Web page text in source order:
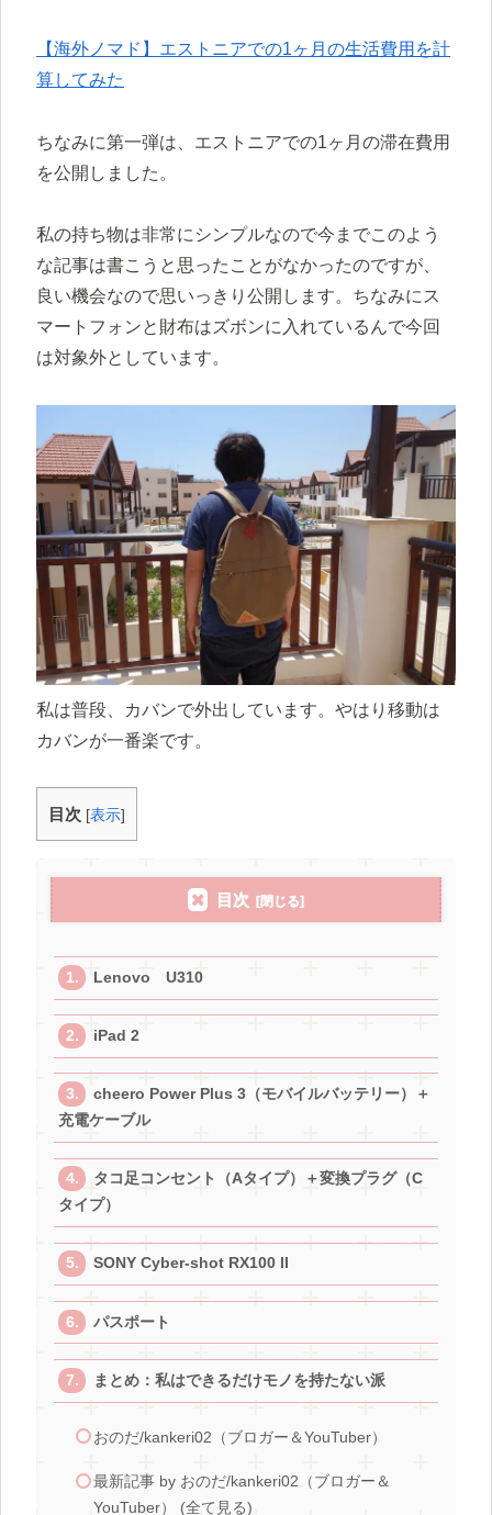
【海外ノマド】エストニアでの1ヶ月の生活費用を計
算してみた
ちなみに第一弾は、エストニアでの1ヶ月の滞在費用
を公開しました。
私の持ち物は非常にシンプルなので今までこのよう
な記事は書こうと思ったことがなかったのですが、
良い機会なので思いっきり公開します。ちなみにス
マートフォンと財布はズボンに入れているんで今回
は対象外としています。
私は普段、カバンで外出しています。やはり移動は
カバンが一番楽です。
目次 [表示]
目次
Lenovo U310
iPad 2
cheero Power Plus 3（モバイルバッテリー）＋
充電ケーブル
タコ足コンセント（Aタイプ）＋変換プラグ（C
タイプ）
SONY Cyber-shot RX100 II
パスポート
まとめ：私はできるだけモノを持たない派
おのだ/kankeri02（ブロガー＆YouTuber）
最新記事 by おのだ/kankeri02（ブロガー＆
YouTuber） (全て見る)